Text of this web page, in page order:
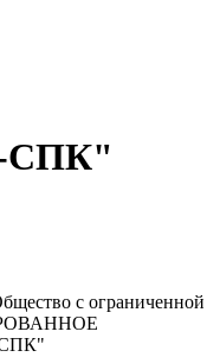
СПК"
с ограниченной